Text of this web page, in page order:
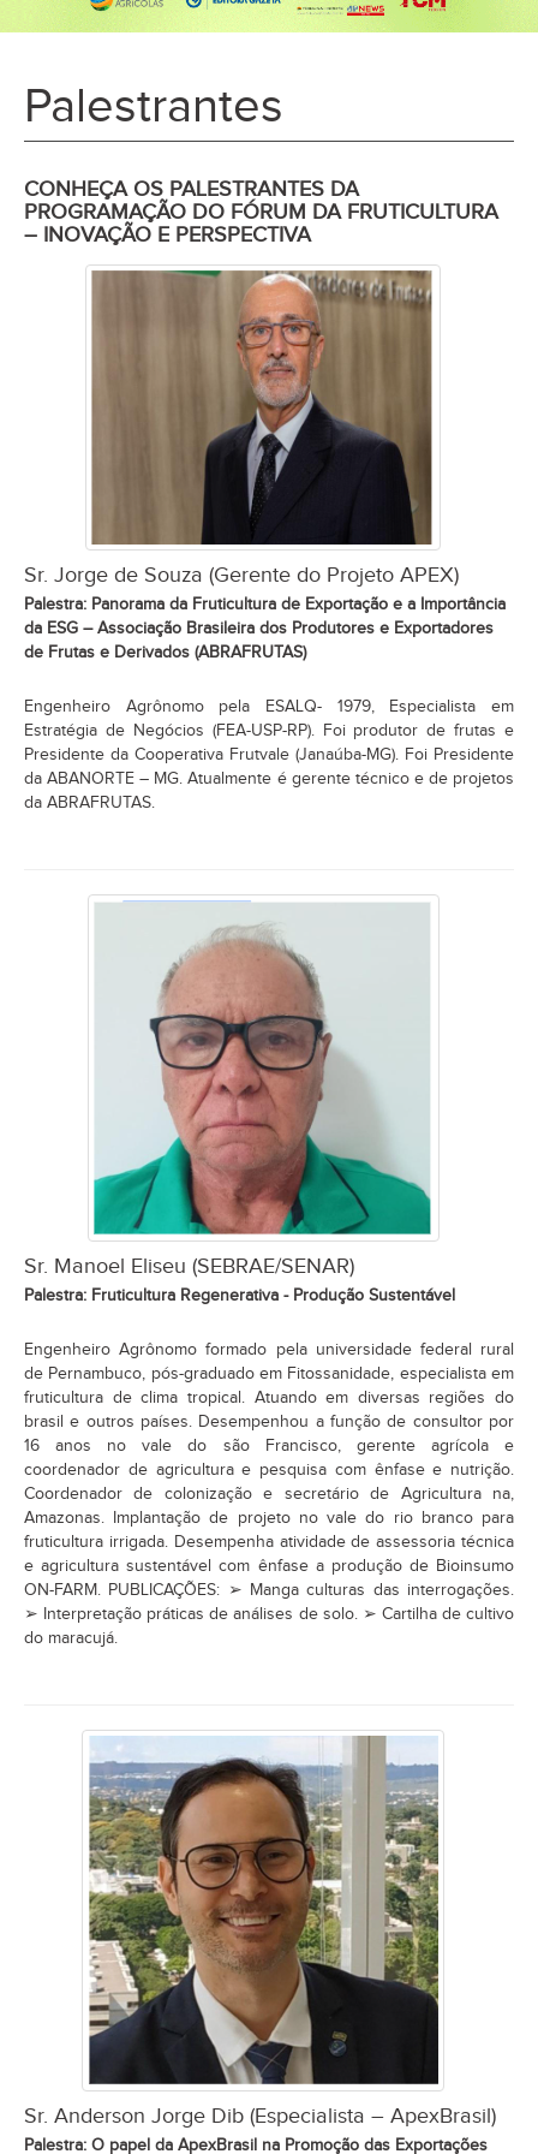
Palestrantes
CONHEÇA OS PALESTRANTES DA
PROGRAMAÇÃO DO FÓRUM DA FRUTICULTURA
– INOVAÇÃO E PERSPECTIVA
Sr. Jorge de Souza (Gerente do Projeto APEX)
Palestra: Panorama da Fruticultura de Exportação e a Importância
da ESG – Associação Brasileira dos Produtores e Exportadores
de Frutas e Derivados (ABRAFRUTAS)
Engenheiro Agrônomo pela ESALQ- 1979, Especialista em
Estratégia de Negócios (FEA-USP-RP). Foi produtor de frutas e
Presidente da Cooperativa Frutvale (Janaúba-MG). Foi Presidente
da ABANORTE – MG. Atualmente é gerente técnico e de projetos
da ABRAFRUTAS.
Sr. Manoel Eliseu (SEBRAE/SENAR)
Palestra: Fruticultura Regenerativa - Produção Sustentável
Engenheiro Agrônomo formado pela universidade federal rural
de Pernambuco, pós-graduado em Fitossanidade, especialista em
fruticultura de clima tropical. Atuando em diversas regiões do
brasil e outros países. Desempenhou a função de consultor por
16 anos no vale do são Francisco, gerente agrícola e
coordenador de agricultura e pesquisa com ênfase e nutrição.
Coordenador de colonização e secretário de Agricultura na,
Amazonas. Implantação de projeto no vale do rio branco para
fruticultura irrigada. Desempenha atividade de assessoria técnica
e agricultura sustentável com ênfase a produção de Bioinsumo
ON-FARM. PUBLICAÇÕES: ➢ Manga culturas das interrogações.
➢ Interpretação práticas de análises de solo. ➢ Cartilha de cultivo
do maracujá.
Sr. Anderson Jorge Dib (Especialista – ApexBrasil)
Palestra: O papel da ApexBrasil na Promoção das Exportações